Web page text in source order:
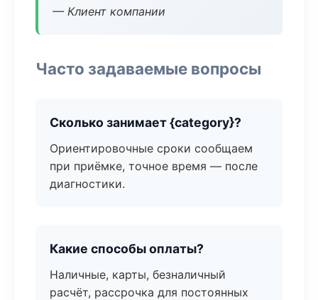
— Клиент компании
Часто задаваемые вопросы
Сколько занимает {category}?
Ориентировочные сроки сообщаем
при приёмке, точное время — после
диагностики.
Какие способы оплаты?
Наличные, карты, безналичный
расчёт, рассрочка для постоянных